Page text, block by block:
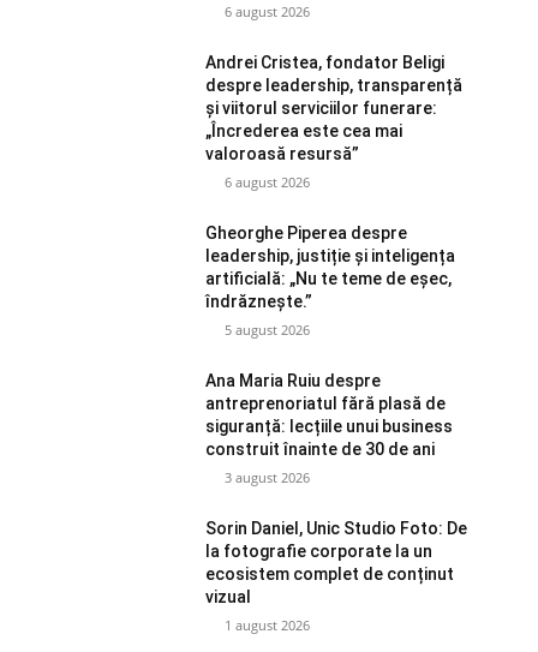
6 august 2026
Andrei Cristea, fondator Beligi
despre leadership, transparență
și viitorul serviciilor funerare:
„Încrederea este cea mai
valoroasă resursă”
6 august 2026
Gheorghe Piperea despre
leadership, justiție și inteligența
artificială: „Nu te teme de eșec,
îndrăznește.”
5 august 2026
Ana Maria Ruiu despre
antreprenoriatul fără plasă de
siguranță: lecțiile unui business
construit înainte de 30 de ani
3 august 2026
Sorin Daniel, Unic Studio Foto: De
la fotografie corporate la un
ecosistem complet de conținut
vizual
1 august 2026